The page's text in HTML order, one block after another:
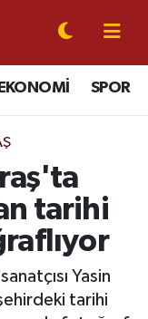
EKONOMİ SPOR
tarihi
Yasin
tarihi
Haritası